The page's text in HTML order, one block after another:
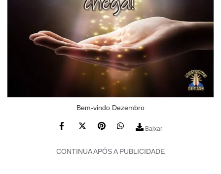
Bem-vindo Dezembro
Baixar
CONTINUA APÓS A PUBLICIDADE